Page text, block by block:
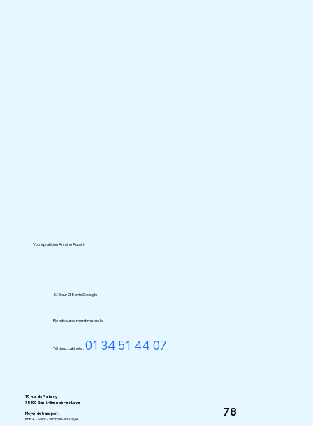
5/5 sur 25 avis Google
Remboursement mutuelle
Tél deux cabinets : 01 34 51 44 07
Votre praticien Antoine Aubert.
78
19 rue de Poissy
78100 Saint-Germain-en-Laye
Moyen de transport :
RER A - Saint-Germain-en-Laye